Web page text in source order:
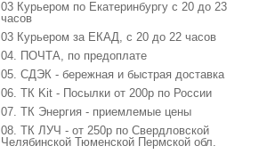
03 Курьером по Екатеринбургу с 20 до 23
часов
03 Курьером за ЕКАД, с 20 до 22 часов
04. ПОЧТА, по предоплате
05. СДЭК - бережная и быстрая доставка
06. ТК Kit - Посылки от 200р по России
07. ТК Энергия - приемлемые цены
08. ТК ЛУЧ - от 250р по Свердловской
Челябинской Тюменской Пермской обл.